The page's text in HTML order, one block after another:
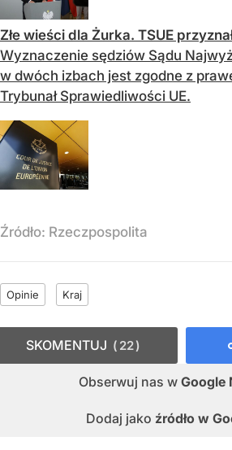
Złe wieści dla Żurka. TSUE
Wyznaczenie sędziów Sądu
w dwóch izbach jest zgodne z
Trybunał Sprawiedliwości UE.
Źródło: Rzeczpospolita
Opinie Kraj
Obserwuj nas w Google
Dodaj jako źródło w
SKOMENTUJ 22